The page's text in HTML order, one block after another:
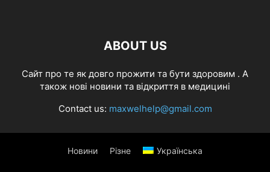
ABOUT US
Cайт про те як довго прожити та бути здоровим . А
також нові новини та відкриття в медицині
Contact us: maxwelhelp@gmail.com
Новини Різне Українська